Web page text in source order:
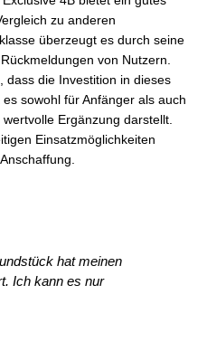
zu anderen
überzeugt es durch seine
von Nutzern.
dass die Investition in dieses
sowohl für Anfänger als auch
Ergänzung darstellt.
Einsatzmöglichkeiten
hat meinen
Ich kann es nur